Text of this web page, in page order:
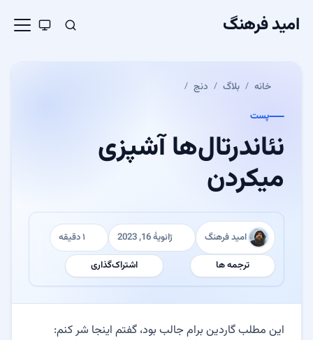
امید فرهنگ
خانه بلاگ دنج
پست
نئاندرتال‌ها آشپزی
میکردن
نویسنده:امید فرهنگ منتشر شده:
ژانویهٔ 16, 2023 زمان مطالعه:
۱ دقیقه
ترجمه ها
اشتراک‌گذاری
این مطلب گاردین برام جالب بود، گفتم اینجا شر کنم: